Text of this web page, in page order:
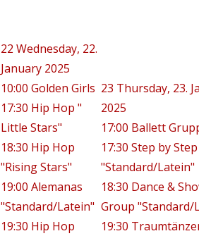
22 Wednesday, 22.
January 2025
10:00 Golden Girls
17:30 Hip Hop "
Little Stars"
18:30 Hip Hop
"Rising Stars"
19:00 Alemanas
"Standard/Latein"
19:30 Hip Hop
23 Thursday, 23.
2025
17:00 Ballett
17:30 Step by Step
"Standard/Latein"
18:30 Dance &
Group "Standard/
19:30